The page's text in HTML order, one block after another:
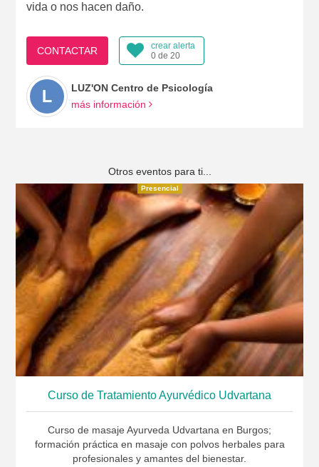
vida o nos hacen daño.
CONTACTAR
crear alerta
0 de 20
LUZ'ON Centro de Psicología
más información
Otros eventos para ti...
Curso de Tratamiento Ayurvédico Udvartana
Curso de masaje Ayurveda Udvartana en Burgos;
formación práctica en masaje con polvos herbales para
profesionales y amantes del bienestar.
Presencial